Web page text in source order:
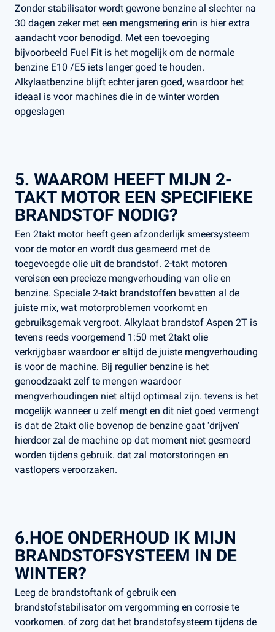
Zonder stabilisator wordt gewone benzine al slechter na
30 dagen zeker met een mengsmering erin is hier extra
aandacht voor benodigd. Met een toevoeging
bijvoorbeeld Fuel Fit is het mogelijk om de normale
benzine E10 /E5 iets langer goed te houden.
Alkylaatbenzine blijft echter jaren goed, waardoor het
ideaal is voor machines die in de winter worden
opgeslagen​
5. WAAROM HEEFT MIJN 2-
TAKT MOTOR EEN SPECIFIEKE
BRANDSTOF NODIG?
Een 2takt motor heeft geen afzonderlijk smeersysteem
voor de motor en wordt dus gesmeerd met de
toegevoegde olie uit de brandstof. 2-takt motoren
vereisen een precieze mengverhouding van olie en
benzine. Speciale 2-takt brandstoffen bevatten al de
juiste mix, wat motorproblemen voorkomt en
gebruiksgemak vergroot​. Alkylaat brandstof Aspen 2T is
tevens reeds voorgemend 1:50 met 2takt olie
verkrijgbaar waardoor er altijd de juiste mengverhouding
is voor de machine. Bij regulier benzine is het
genoodzaakt zelf te mengen waardoor
mengverhoudingen niet altijd optimaal zijn. tevens is het
mogelijk wanneer u zelf mengt en dit niet goed vermengt
is dat de 2takt olie bovenop de benzine gaat 'drijven'
hierdoor zal de machine op dat moment niet gesmeerd
worden tijdens gebruik. dat zal motorstoringen en
vastlopers veroorzaken.
6.HOE ONDERHOUD IK MIJN
BRANDSTOFSYSTEEM IN DE
WINTER?
Leeg de brandstoftank of gebruik een
brandstofstabilisator om vergomming en corrosie te
voorkomen. of zorg dat het brandstofsysteem tijdens de